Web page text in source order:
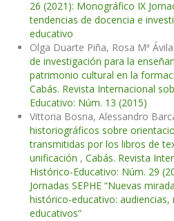
26 (2021): Monográfico IX
tendencias de docencia e
educativo
Olga Duarte Piña, Rosa Mª
de investigación para la
patrimonio cultural en la
Cabás. Revista Internacional
Educativo: Núm. 13 (2015)
Vittoria Bosna, Alessandro
historiográficos sobre
transmitidas por los libros de
unificación , Cabás. Revista
Histórico-Educativo: Núm. 29
Jornadas SEPHE “Nuevas
histórico-educativo:
educativos”